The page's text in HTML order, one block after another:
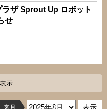
ラザ Sprout Up ロボット
せ
示
来月